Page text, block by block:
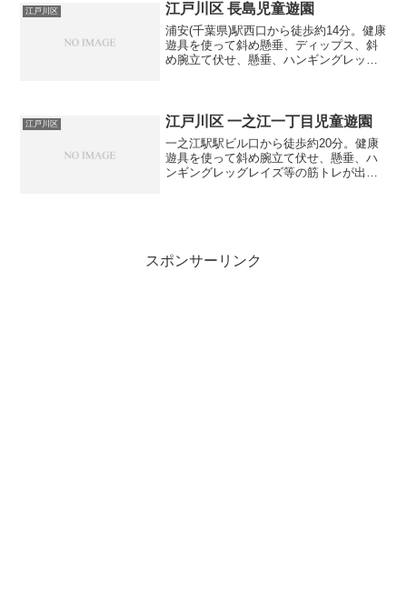
江戸川区 江戸川区 長島児童遊園
浦安(千葉県)駅西口から徒歩約14分。健康
遊具を使って斜め懸垂、ディップス、斜
め腕立て伏せ、懸垂、ハンギングレッグ
江戸川区 江戸川区 一之江一丁目児童遊園
一之江駅駅ビル口から徒歩約20分。健康
遊具を使って斜め腕立て伏せ、懸垂、ハ
ンギングレッグレイズ等の筋トレが出来
スポンサーリンク